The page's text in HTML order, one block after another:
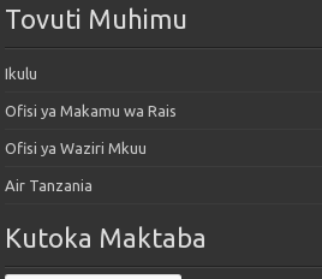
Tovuti Muhimu
Ikulu
Ofisi ya Makamu wa Rais
Ofisi ya Waziri Mkuu
Air Tanzania
Kutoka Maktaba